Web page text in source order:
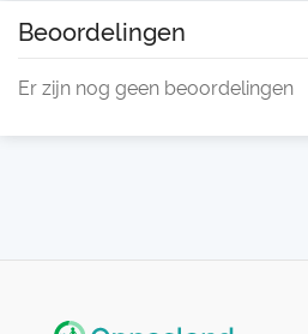
Beoordelingen
Er zijn nog geen beoordelingen